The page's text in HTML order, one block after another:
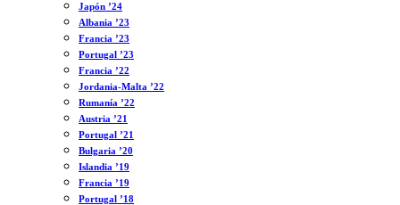
Japón ’24
Albania ’23
Francia ’23
Portugal ’23
Francia ’22
Jordania-Malta ’22
Rumanía ’22
Austria ’21
Portugal ’21
Bulgaria ’20
Islandia ’19
Francia ’19
Portugal ’18